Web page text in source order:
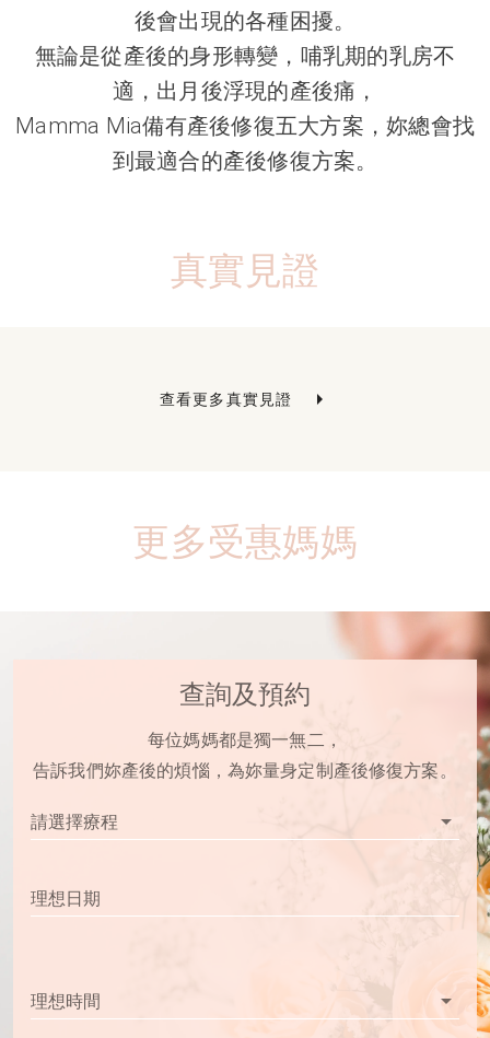
後會出現的各種困擾。
無論是從產後的身形轉變，哺乳期的乳房不
適，出月後浮現的產後痛，
Mamma Mia備有產後修復五大方案，妳總會找
到最適合的產後修復方案。
真實見證
查看更多真實見證 arrow_right
更多受惠媽媽
查詢及預約
每位媽媽都是獨一無二，
告訴我們妳產後的煩惱，為妳量身定制產後修復方案。
請選擇療程 arrow_drop_down
理想日期
理想時間 arrow_drop_down